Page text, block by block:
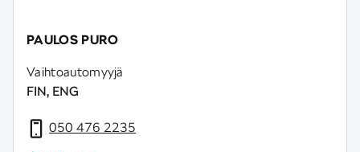
PAULOS PURO
Vaihtoautomyyjä
FIN, ENG
050 476 2235